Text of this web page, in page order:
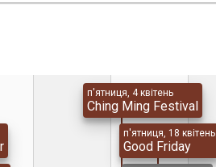
п'ятниця, 4 квітень
Ching Ming Festival
п'ятниця, 18 квітень
Good Friday